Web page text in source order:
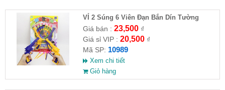
VỈ 2 Súng 6 Viên Đạn Bắn Dín Tường
Giá bán : 23,500₫
Giá sỉ VIP : 20,500₫
Mã SP: 10989
Xem chi tiết
Giỏ hàng